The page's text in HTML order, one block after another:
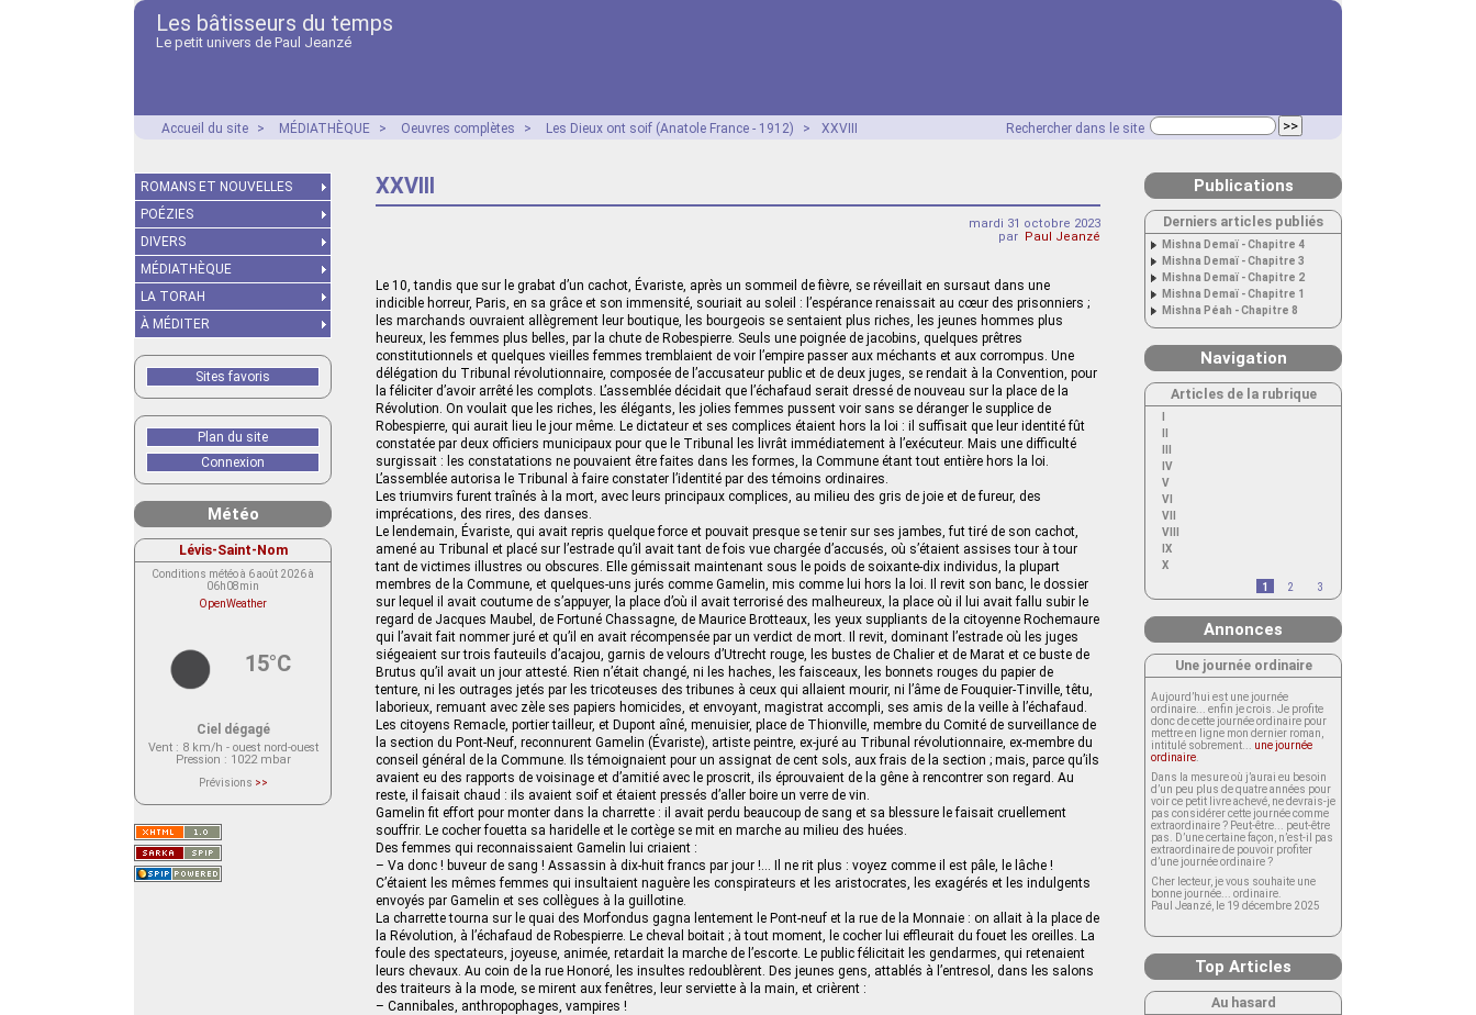
Les bâtisseurs du temps
Le petit univers de Paul Jeanzé
Rechercher dans le site
Accueil du site > MÉDIATHÈQUE > Oeuvres complètes > Les Dieux ont soif (Anatole France - 1912) > XXVIII
XXVIII
mardi 31 octobre 2023
par Paul Jeanzé
Le 10, tandis que sur le grabat d’un cachot, Évariste, après un sommeil de fièvre, se réveillait en sursaut dans une
indicible horreur, Paris, en sa grâce et son immensité, souriait au soleil : l’espérance renaissait au cœur des prisonniers ;
les marchands ouvraient allègrement leur boutique, les bourgeois se sentaient plus riches, les jeunes hommes plus
heureux, les femmes plus belles, par la chute de Robespierre. Seuls une poignée de jacobins, quelques prêtres
constitutionnels et quelques vieilles femmes tremblaient de voir l’empire passer aux méchants et aux corrompus. Une
délégation du Tribunal révolutionnaire, composée de l’accusateur public et de deux juges, se rendait à la Convention, pour
la féliciter d’avoir arrêté les complots. L’assemblée décidait que l’échafaud serait dressé de nouveau sur la place de la
Révolution. On voulait que les riches, les élégants, les jolies femmes pussent voir sans se déranger le supplice de
Robespierre, qui aurait lieu le jour même. Le dictateur et ses complices étaient hors la loi : il suffisait que leur identité fût
constatée par deux officiers municipaux pour que le Tribunal les livrât immédiatement à l’exécuteur. Mais une difficulté
surgissait : les constatations ne pouvaient être faites dans les formes, la Commune étant tout entière hors la loi.
L’assemblée autorisa le Tribunal à faire constater l’identité par des témoins ordinaires.
Les triumvirs furent traînés à la mort, avec leurs principaux complices, au milieu des gris de joie et de fureur, des
imprécations, des rires, des danses.
Le lendemain, Évariste, qui avait repris quelque force et pouvait presque se tenir sur ses jambes, fut tiré de son cachot,
amené au Tribunal et placé sur l’estrade qu’il avait tant de fois vue chargée d’accusés, où s’étaient assises tour à tour
tant de victimes illustres ou obscures. Elle gémissait maintenant sous le poids de soixante-dix individus, la plupart
membres de la Commune, et quelques-uns jurés comme Gamelin, mis comme lui hors la loi. Il revit son banc, le dossier
sur lequel il avait coutume de s’appuyer, la place d’où il avait terrorisé des malheureux, la place où il lui avait fallu subir le
regard de Jacques Maubel, de Fortuné Chassagne, de Maurice Brotteaux, les yeux suppliants de la citoyenne Rochemaure
qui l’avait fait nommer juré et qu’il en avait récompensée par un verdict de mort. Il revit, dominant l’estrade où les juges
siégeaient sur trois fauteuils d’acajou, garnis de velours d’Utrecht rouge, les bustes de Chalier et de Marat et ce buste de
Brutus qu’il avait un jour attesté. Rien n’était changé, ni les haches, les faisceaux, les bonnets rouges du papier de
tenture, ni les outrages jetés par les tricoteuses des tribunes à ceux qui allaient mourir, ni l’âme de Fouquier-Tinville, têtu,
laborieux, remuant avec zèle ses papiers homicides, et envoyant, magistrat accompli, ses amis de la veille à l’échafaud.
Les citoyens Remacle, portier tailleur, et Dupont aîné, menuisier, place de Thionville, membre du Comité de surveillance de
la section du Pont-Neuf, reconnurent Gamelin (Évariste), artiste peintre, ex-juré au Tribunal révolutionnaire, ex-membre du
conseil général de la Commune. Ils témoignaient pour un assignat de cent sols, aux frais de la section ; mais, parce qu’ils
avaient eu des rapports de voisinage et d’amitié avec le proscrit, ils éprouvaient de la gêne à rencontrer son regard. Au
reste, il faisait chaud : ils avaient soif et étaient pressés d’aller boire un verre de vin.
Gamelin fit effort pour monter dans la charrette : il avait perdu beaucoup de sang et sa blessure le faisait cruellement
souffrir. Le cocher fouetta sa haridelle et le cortège se mit en marche au milieu des huées.
Des femmes qui reconnaissaient Gamelin lui criaient :
– Va donc ! buveur de sang ! Assassin à dix-huit francs par jour !… Il ne rit plus : voyez comme il est pâle, le lâche !
C’étaient les mêmes femmes qui insultaient naguère les conspirateurs et les aristocrates, les exagérés et les indulgents
envoyés par Gamelin et ses collègues à la guillotine.
La charrette tourna sur le quai des Morfondus gagna lentement le Pont-neuf et la rue de la Monnaie : on allait à la place de
la Révolution, à l’échafaud de Robespierre. Le cheval boitait ; à tout moment, le cocher lui effleurait du fouet les oreilles. La
foule des spectateurs, joyeuse, animée, retardait la marche de l’escorte. Le public félicitait les gendarmes, qui retenaient
leurs chevaux. Au coin de la rue Honoré, les insultes redoublèrent. Des jeunes gens, attablés à l’entresol, dans les salons
des traiteurs à la mode, se mirent aux fenêtres, leur serviette à la main, et crièrent :
– Cannibales, anthropophages, vampires !
ROMANS ET NOUVELLES
POÉZIES
DIVERS
MÉDIATHÈQUE
LA TORAH
À MÉDITER
Sites favoris
Plan du site
Connexion
Météo
Lévis-Saint-Nom
Conditions météo à 6 août 2026 à
06h08min
OpenWeather
15°C
Ciel dégagé
Vent: 8 km/h - ouest nord-ouest
Pression : 1022 mbar
Prévisions >>
actuellement aucune prévision
Saint-Nom.
Veuillez consulter le message du
service ci-dessous.
(401 - Invalid API key. Please see
https://openweathermap.org/faq#error401
Publications
Derniers articles publiés
Mishna Demaï - Chapitre 4
Mishna Demaï - Chapitre 3
Mishna Demaï - Chapitre 2
Mishna Demaï - Chapitre 1
Mishna Péah - Chapitre 8
Navigation
Articles de la rubrique
IV
V
VI
VII
VIII
IX
X
1
2 3
Annonces
Une journée ordinaire
Aujourd’hui est une journée
ordinaire... enfin je crois. Je profite
donc de cette journée ordinaire pour
mettre en ligne mon dernier roman,
intitulé sobrement... une journée
ordinaire
Dans la mesure où j’aurai eu besoin
d’un peu plus de quatre années pour
voir ce petit livre achevé, ne devrais-je
pas considérer cette journée comme
extraordinaire ? Peut-être... peut-être
pas. D’une certaine façon, n’est-il pas
extraordinaire de pouvoir profiter
d’une journée ordinaire ?
Cher lecteur, je vous souhaite une
bonne journée... ordinaire.
Paul Jeanzé, le 19 décembre 2025
Top Articles
Au hasard